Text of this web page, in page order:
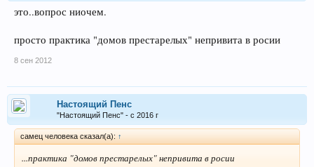
это..вопрос ниочем.
просто практика "домов престарелых" непривита в росии
8 сен 2012
Настоящий Пенс
"Настоящий Пенс" - с 2016 г
самец человека сказал(а): ↑
...практика "домов престарелых" непривита в росии